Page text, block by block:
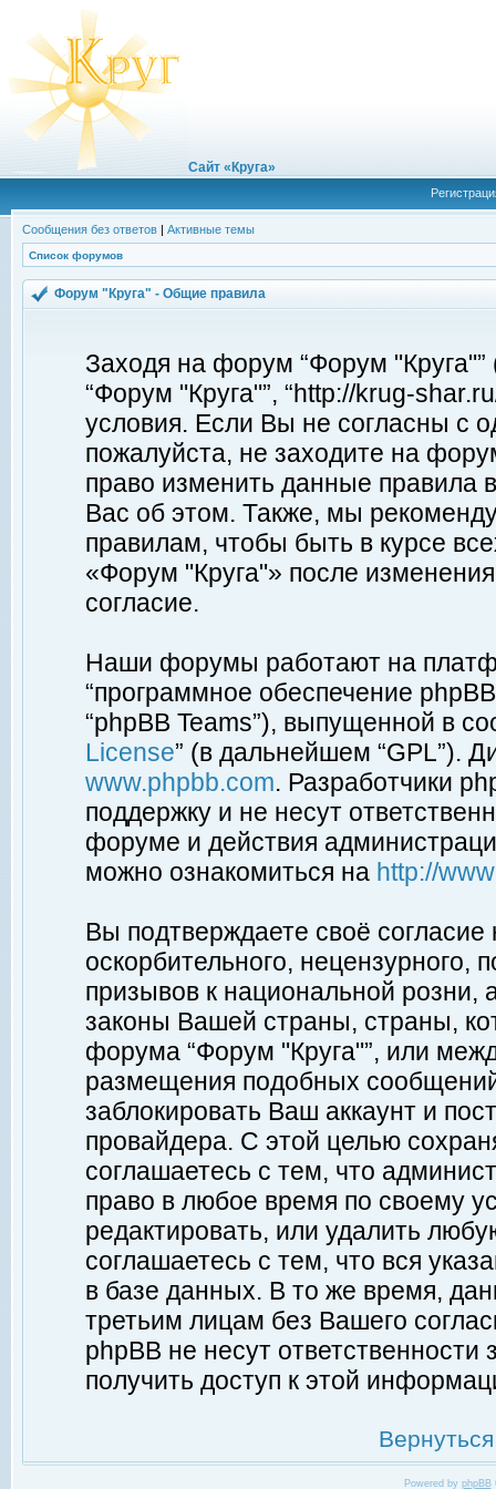
Сайт «Круга»
Сообщения без ответов | Активные темы
Список форумов
Форум "Круга" - Общие правила
Заходя на форум “Форум
“Форум "Круга"”, “http://krug-
условия. Если Вы не согласны с
пожалуйста, не заходите на
право изменить данные правила
Вас об этом. Также, мы
правилам, чтобы быть в курсе
«Форум "Круга"» после
согласие.
Наши форумы работают на
“программное обеспечение
“phpBB Teams”), выпущенной в
License” (в дальнейшем “GPL”).
www.phpbb.com. Разработчики
поддержку и не несут
форуме и действия
можно ознакомиться на http://
Вы подтверждаете своё
оскорбительного, нецензурного,
призывов к национальной
законы Вашей страны, страны,
форума “Форум "Круга"”, или
размещения подобных
заблокировать Ваш аккаунт и
провайдера. С этой целью
соглашаетесь с тем, что
право в любое время по своему
редактировать, или удалить
соглашаетесь с тем, что вся
в базе данных. В то же время,
третьим лицам без Вашего
phpBB не несут ответственности
получить доступ к этой
Powered by phpBB